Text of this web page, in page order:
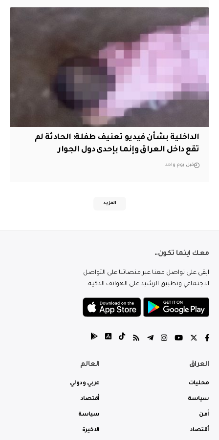
الداخلية بشأن فيديو تعنيف طفلة: الحادثة لم
تقع داخل العراق وإنما بإحدى دول الجوار
قبل يوم واحد
المزيد
معك اينما تكون..
ابقى على تواصل معنا عبر منصاتنا على التواصل
الاجتماعي وتطبيق الرشيد على الهواتف الذكية.
العراق
محليات
سياسة
أمن
أقتصاد
العالم
عربي ودولي
أقتصاد
سياسة
الاخيرة